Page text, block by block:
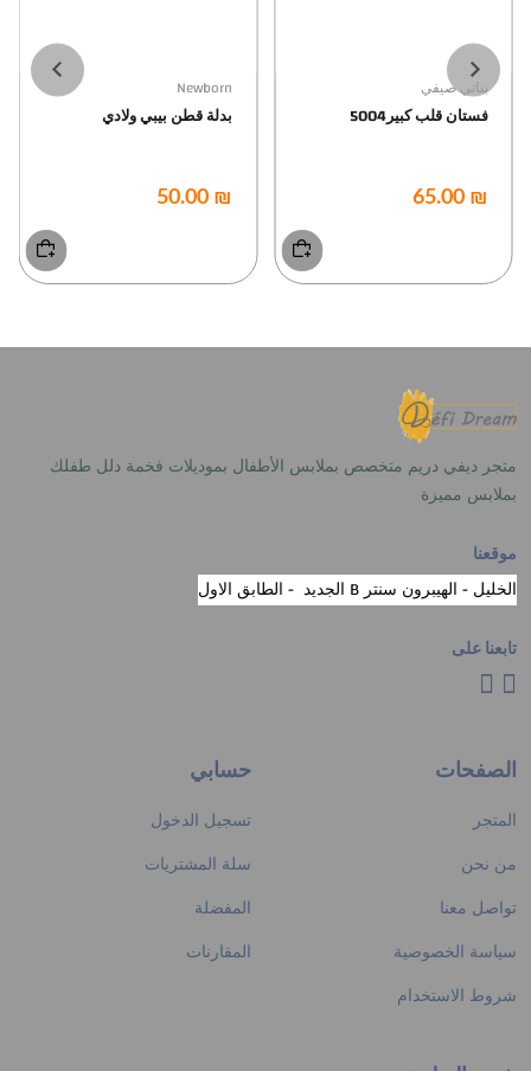
بناتي صيفي
فستان قلب كبير5004
₪ 65.00
Newborn
بدلة قطن بيبي ولادي
₪ 50.00
متجر ديفي دريم متخصص بملابس الأطفال بموديلات فخمة دلل طفلك
بملابس مميزة
موقعنا
الخليل - الهيبرون سنتر B الجديد - الطابق الاول
تابعنا على
الصفحات
المتجر
من نحن
تواصل معنا
سياسة الخصوصية
شروط الاستخدام
حسابي
تسجيل الدخول
سلة المشتريات
المفضلة
المقارنات